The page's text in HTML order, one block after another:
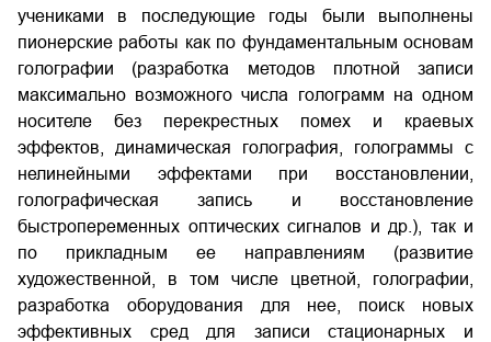
учениками в последующие годы были выполнены
пионерские работы как по фундаментальным основам
голографии (разработка методов плотной записи
максимально возможного числа голограмм на одном
носителе без перекрестных помех и краевых
эффектов, динамическая голография, голограммы с
нелинейными эффектами при восстановлении,
голографическая запись и восстановление
быстропеременных оптических сигналов и др.), так и
по прикладным ее направлениям (развитие
художественной, в том числе цветной, голографии,
разработка оборудования для нее, поиск новых
эффективных сред для записи стационарных и